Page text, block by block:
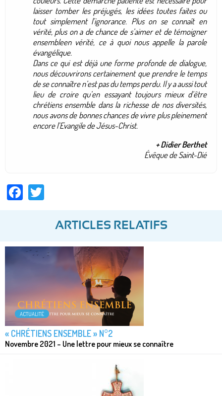
laisser tomber les préjugés, les idées toutes faites ou
tout simplement l’ignorance. Plus on se connaît en
vérité, plus on a de chance de s’aimer et de témoigner
ensembleen vérité, ce à quoi nous appelle la parole
évangélique.
Dans ce qui est déjà une forme profonde de dialogue,
nous découvrirons certainement que prendre le temps
de se connaître n’est pas du temps perdu. Il y a aussi tout
lieu de croire qu’en essayant toujours mieux d’être
chrétiens ensemble dans la richesse de nos diversités,
nous avons de bonnes chances de vivre plus pleinement
encore l’Evangile de Jésus-Christ.
+ Didier Berthet
Évêque de Saint-Dié
Facebook
ARTICLES RELATIFS
ACTUALITÉ
« CHRÉTIENS ENSEMBLE » N°2
Novembre 2021 – Une lettre pour mieux se connaître